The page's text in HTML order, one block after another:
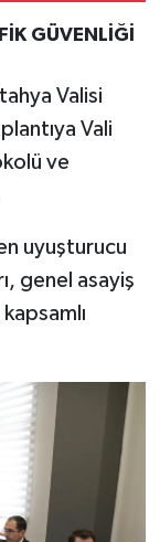
GÜVENLİĞİ
Valisi
Vali
ve
uyuşturucu
genel asayiş